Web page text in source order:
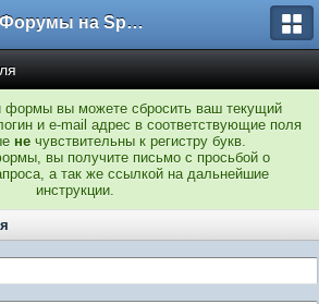
Форумы на Sportbox.ru
формы вы можете сбросить ваш текущий
и e-mail адрес в соответствующие поля
не чувствительны к регистру букв.
вы получите письмо с просьбой о
а так же ссылкой на дальнейшие
инструкции.